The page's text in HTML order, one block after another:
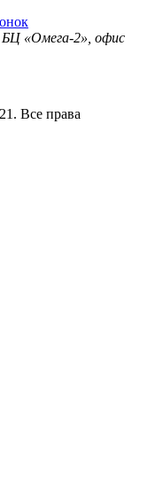
БЦ «Омега-2», офис
Все права